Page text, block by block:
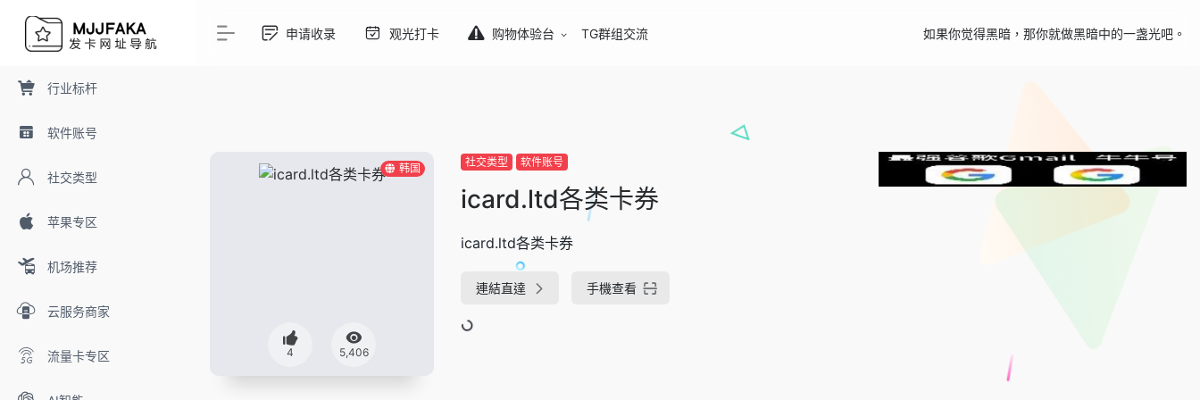
行业标杆
软件账号
社交类型
苹果专区
机场推荐
云服务商家
流量卡专区
申请收录 观光打卡 购物体验台 TG群组交流 如果你觉得黑暗，那你就做黑暗中的一盏光吧。
韩国
4 5,406
社交类型 软件账号
icard.ltd各类卡券
icard.ltd各类卡券
連結直達 手機查看